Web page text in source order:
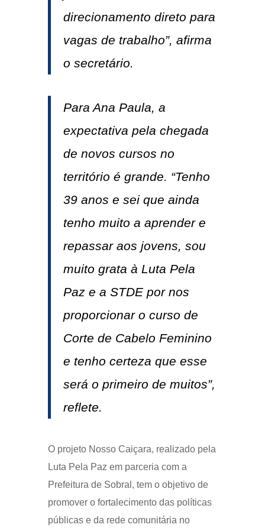
direcionamento direto para
vagas de trabalho”, afirma
o secretário.
Para Ana Paula, a
expectativa pela chegada
de novos cursos no
território é grande. “Tenho
39 anos e sei que ainda
tenho muito a aprender e
repassar aos jovens, sou
muito grata à Luta Pela
Paz e a STDE por nos
proporcionar o curso de
Corte de Cabelo Feminino
e tenho certeza que esse
será o primeiro de muitos”,
reflete.
O projeto Nosso Caiçara, realizado pela
Luta Pela Paz em parceria com a
Prefeitura de Sobral, tem o objetivo de
promover o fortalecimento das políticas
públicas e da rede comunitária no